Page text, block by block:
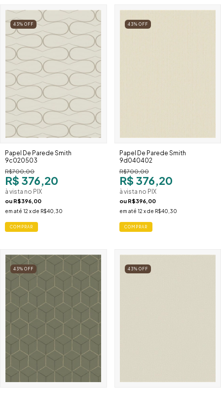
43% OFF
Papel De Parede Smith
9c020503
R$700,00
R$ 376,20
à vista no PIX
ou R$396,00
em até 12 x de R$40,30
COMPRAR
43% OFF
Papel De Parede Smith
9d040402
R$700,00
R$ 376,20
à vista no PIX
ou R$396,00
em até 12 x de R$40,30
COMPRAR
43% OFF 43% OFF